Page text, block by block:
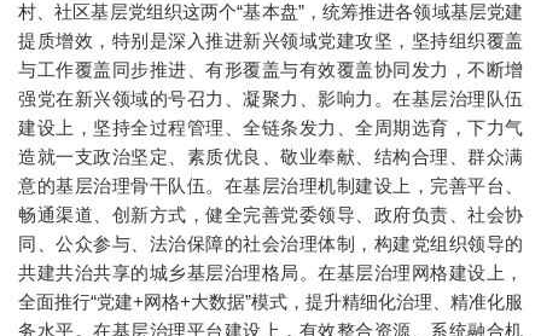
村、社区基层党组织这两个“基本盘”，统筹推进各领域基层党建
提质增效，特别是深入推进新兴领域党建攻坚，坚持组织覆盖
与工作覆盖同步推进、有形覆盖与有效覆盖协同发力，不断增
强党在新兴领域的号召力、凝聚力、影响力。在基层治理队伍
建设上，坚持全过程管理、全链条发力、全周期选育，下力气
造就一支政治坚定、素质优良、敬业奉献、结构合理、群众满
意的基层治理骨干队伍。在基层治理机制建设上，完善平台、
畅通渠道、创新方式，健全完善党委领导、政府负责、社会协
同、公众参与、法治保障的社会治理体制，构建党组织领导的
共建共治共享的城乡基层治理格局。在基层治理网格建设上，
全面推行“党建+网格+大数据”模式，提升精细化治理、精准化服
务水平。在基层治理平台建设上，有效整合资源、系统融合机